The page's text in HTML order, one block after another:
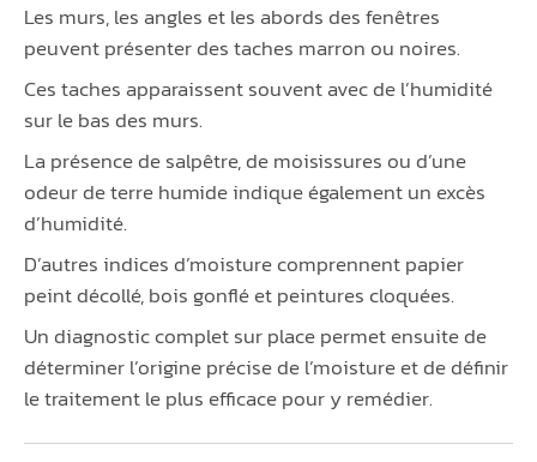
Les murs, les angles et les abords des fenêtres
peuvent présenter des taches marron ou noires.
Ces taches apparaissent souvent avec de l’humidité
sur le bas des murs.
La présence de salpêtre, de moisissures ou d’une
odeur de terre humide indique également un excès
d’humidité.
D’autres indices d’moisture comprennent papier
peint décollé, bois gonflé et peintures cloquées.
Un diagnostic complet sur place permet ensuite de
déterminer l’origine précise de l’moisture et de définir
le traitement le plus efficace pour y remédier.